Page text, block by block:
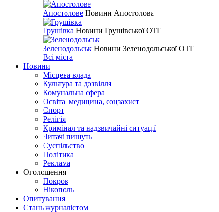
Апостолове Новини Апостолова
Грушівка Новини Грушівської ОТГ
Зеленодольськ Новини Зеленодольської ОТГ
Всі міста
Новини
Місцева влада
Культура та дозвілля
Комунальна сфера
Освіта, медицина, соцзахист
Спорт
Релігія
Кримінал та надзвичайні ситуації
Читачі пишуть
Суспільство
Політика
Реклама
Оголошення
Покров
Нікополь
Опитування
Стань журналістом